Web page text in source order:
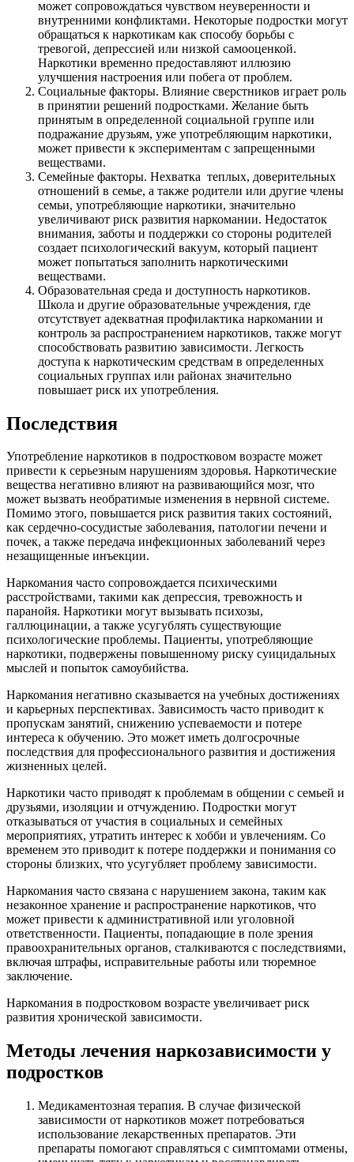
может сопровождаться чувством неуверенности и
внутренними конфликтами. Некоторые подростки могут
обращаться к наркотикам как способу борьбы с
тревогой, депрессией или низкой самооценкой.
Наркотики временно предоставляют иллюзию
улучшения настроения или побега от проблем.
Социальные факторы. Влияние сверстников играет роль
в принятии решений подростками. Желание быть
принятым в определенной социальной группе или
подражание друзьям, уже употребляющим наркотики,
может привести к экспериментам с запрещенными
веществами.
Семейные факторы. Нехватка теплых, доверительных
отношений в семье, а также родители или другие члены
семьи, употребляющие наркотики, значительно
увеличивают риск развития наркомании. Недостаток
внимания, заботы и поддержки со стороны родителей
создает психологический вакуум, который пациент
может попытаться заполнить наркотическими
веществами.
Образовательная среда и доступность наркотиков.
Школа и другие образовательные учреждения, где
отсутствует адекватная профилактика наркомании и
контроль за распространением наркотиков, также могут
способствовать развитию зависимости. Легкость
доступа к наркотическим средствам в определенных
социальных группах или районах значительно
повышает риск их употребления.
Последствия
Употребление наркотиков в подростковом возрасте может
привести к серьезным нарушениям здоровья. Наркотические
вещества негативно влияют на развивающийся мозг, что
может вызвать необратимые изменения в нервной системе.
Помимо этого, повышается риск развития таких состояний,
как сердечно-сосудистые заболевания, патологии печени и
почек, а также передача инфекционных заболеваний через
незащищенные инъекции.
Наркомания часто сопровождается психическими
расстройствами, такими как депрессия, тревожность и
паранойя. Наркотики могут вызывать психозы,
галлюцинации, а также усугублять существующие
психологические проблемы. Пациенты, употребляющие
наркотики, подвержены повышенному риску суицидальных
мыслей и попыток самоубийства.
Наркомания негативно сказывается на учебных достижениях
и карьерных перспективах. Зависимость часто приводит к
пропускам занятий, снижению успеваемости и потере
интереса к обучению. Это может иметь долгосрочные
последствия для профессионального развития и достижения
жизненных целей.
Наркотики часто приводят к проблемам в общении с семьей и
друзьями, изоляции и отчуждению. Подростки могут
отказываться от участия в социальных и семейных
мероприятиях, утратить интерес к хобби и увлечениям. Со
временем это приводит к потере поддержки и понимания со
стороны близких, что усугубляет проблему зависимости.
Наркомания часто связана с нарушением закона, таким как
незаконное хранение и распространение наркотиков, что
может привести к административной или уголовной
ответственности. Пациенты, попадающие в поле зрения
правоохранительных органов, сталкиваются с последствиями,
включая штрафы, исправительные работы или тюремное
заключение.
Наркомания в подростковом возрасте увеличивает риск
развития хронической зависимости.
Методы лечения наркозависимости у
подростков
Медикаментозная терапия. В случае физической
зависимости от наркотиков может потребоваться
использование лекарственных препаратов. Эти
препараты помогают справляться с симптомами отмены,